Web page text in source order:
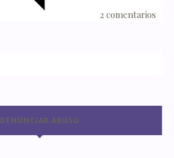
2 comentarios
DENUNCIAR ABUSO